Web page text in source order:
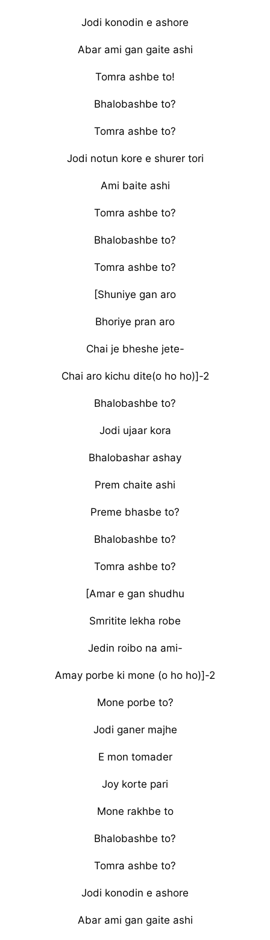
Jodi konodin e ashore
Abar ami gan gaite ashi
Tomra ashbe to!
Bhalobashbe to?
Tomra ashbe to?
Jodi notun kore e shurer tori
Ami baite ashi
Tomra ashbe to?
Bhalobashbe to?
Tomra ashbe to?
[Shuniye gan aro
Bhoriye pran aro
Chai je bheshe jete-
Chai aro kichu dite(o ho ho)]-2
Bhalobashbe to?
Jodi ujaar kora
Bhalobashar ashay
Prem chaite ashi
Preme bhasbe to?
Bhalobashbe to?
Tomra ashbe to?
[Amar e gan shudhu
Smritite lekha robe
Jedin roibo na ami-
Amay porbe ki mone (o ho ho)]-2
Mone porbe to?
Jodi ganer majhe
E mon tomader
Joy korte pari
Mone rakhbe to
Bhalobashbe to?
Tomra ashbe to?
Jodi konodin e ashore
Abar ami gan gaite ashi